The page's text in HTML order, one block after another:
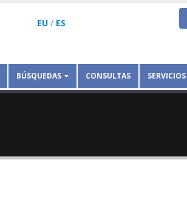
EU / ES
BÚSQUEDAS CONSULTAS SERVICIOS